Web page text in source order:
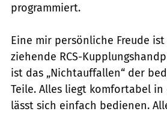
programmiert.
Eine mir persönliche Freude
ziehende RCS-
ist das „Nichtauffallen“ der
Teile. Alles liegt komfortabel in
lässt sich einfach bedienen.